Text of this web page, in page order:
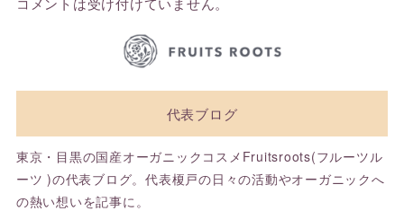
代表ブログ
東京・目黒の国産オーガニックコスメFruitsroots(フルーツル
ーツ )の代表ブログ。代表榎戸の日々の活動やオーガニックへ
の熱い想いを記事に。